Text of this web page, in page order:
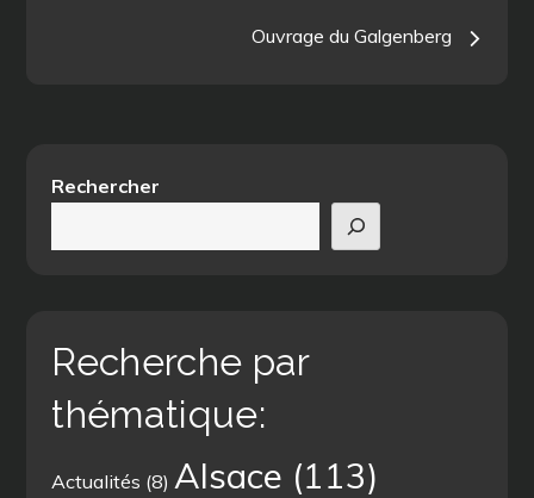
Ouvrage du Galgenberg
Rechercher
Recherche par
thématique:
Actualités (8) Alsace (113)